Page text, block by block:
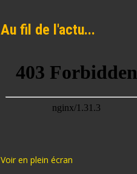
Au fil de l'actu...
Voir en plein écran